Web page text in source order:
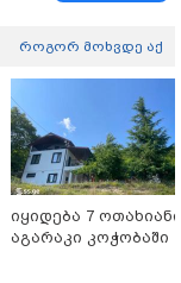
როგორ მოხვდე აქ
იყიდება 7 ოთახიანი
აგარაკი კოჭობაში